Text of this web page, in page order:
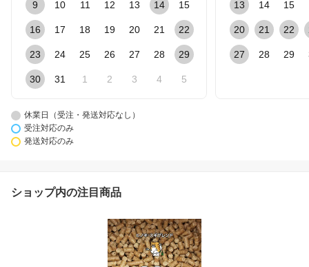
9 10 11 12 13 14 15
16 17 18 19 20 21 22
23 24 25 26 27 28 29
30 31 1 2 3 4 5
13 14 15
20 21 22
27 28 29
休業日（受注・発送対応なし）
受注対応のみ
発送対応のみ
ショップ内の注目商品